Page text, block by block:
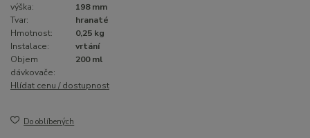
výška:
198 mm
Tvar:
hranaté
Hmotnost:
0,25 kg
Instalace:
vrtání
Objem
dávkovače:
200 ml
Hlídat cenu / dostupnost
Do oblíbených